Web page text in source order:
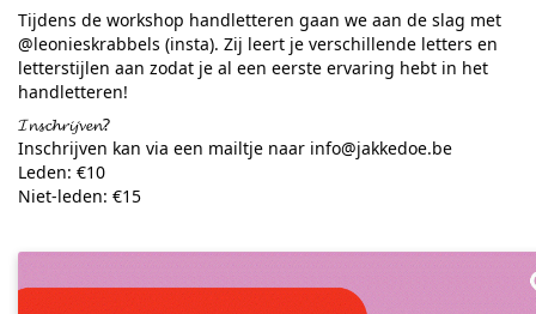
Tijdens de workshop handletteren gaan we aan de slag met
@leonieskrabbels (insta). Zij leert je verschillende letters en
letterstijlen aan zodat je al een eerste ervaring hebt in het
handletteren!
𝓘𝓷𝓼𝓬𝓱𝓻𝓲𝓳𝓿𝓮𝓷?
Inschrijven kan via een mailtje naar info@jakkedoe.be
Leden: €10
Niet-leden: €15